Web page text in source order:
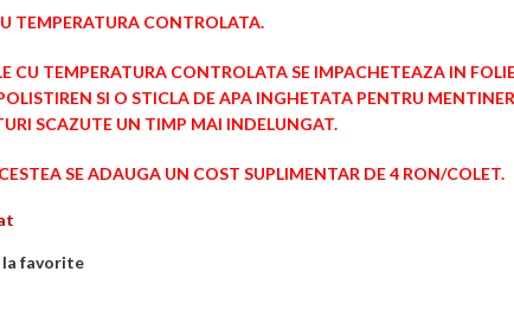
TEMPERATURA CONTROLATA.
CU TEMPERATURA CONTROLATA SE IMPACHETEAZA IN
SI O STICLA DE APA INGHETATA PENTRU
SCAZUTE UN TIMP MAI INDELUNGAT.
SE ADAUGA UN COST SUPLIMENTAR DE 4 RON/COLET.
la favorite